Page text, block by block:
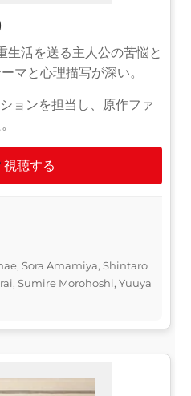
生活を送る主人公の苦悩と
マと心理描写が深い。
ョンを担当し、原作ファ
視聴する
Sora Amamiya, Shintaro
Sumire Morohoshi, Yuuya